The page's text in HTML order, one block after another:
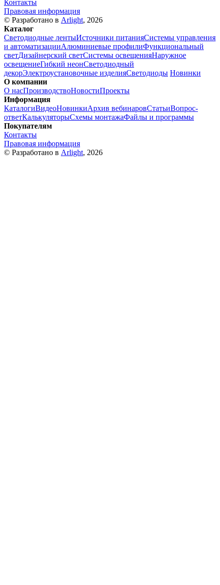
Контакты
Правовая информация
© Разработано в Arlight, 2026
Каталог
Светодиодные лентыИсточники питанияСистемы управления
и автоматизацииАлюминиевые профилиФункциональный
светДизайнерский светСистемы освещенияНаружное
освещениеГибкий неонСветодиодный
декорЭлектроустановочные изделияСветодиоды Новинки
О компании
О насПроизводствоНовостиПроекты
Информация
КаталогиВидеоНовинкиАрхив вебинаровСтатьиВопрос-
ответКалькуляторыСхемы монтажаФайлы и программы
Покупателям
Контакты
Правовая информация
© Разработано в Arlight, 2026